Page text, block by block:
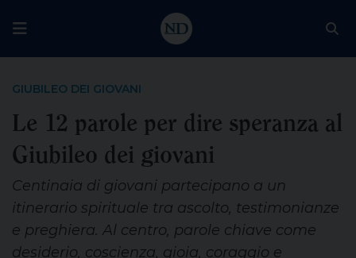
GIUBILEO DEI GIOVANI
Le 12 parole per dire speranza al
Giubileo dei giovani
Centinaia di giovani partecipano a un
itinerario spirituale tra ascolto, testimonianze
e preghiera. Al centro, parole chiave come
desiderio, coscienza, gioia, coraggio e